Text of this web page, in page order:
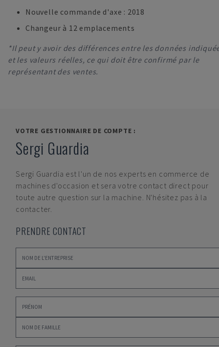
Nouvelle commande d'axe : 2018
Changeur à 12 emplacements
*Il peut y avoir des différences entre les données
et les valeurs réelles, ce qui doit être confirmé par le
représentant des ventes.
VOTRE GESTIONNAIRE DE COMPTE :
Sergi Guardia
Sergi Guardia est l'un de nos experts en commerce de
machines d'occasion et sera votre contact direct pour
toute autre question sur la machine. N'hésitez pas à la
contacter.
PRENDRE CONTACT